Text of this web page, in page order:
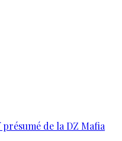
de la DZ Mafia